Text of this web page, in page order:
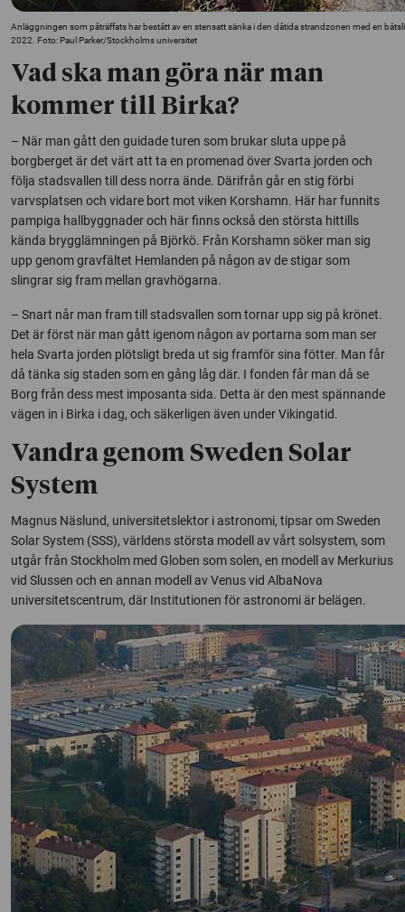
Anläggningen som påträffats har bestått av en stensatt sänka i den dåtida strandzonen med en
2022. Foto: Paul Parker/Stockholms universitet
Vad ska man göra när man
kommer till Birka?
– När man gått den guidade turen som brukar sluta uppe på
borgberget är det värt att ta en promenad över Svarta jorden och
följa stadsvallen till dess norra ände. Därifrån går en stig förbi
varvsplatsen och vidare bort mot viken Korshamn. Här har funnits
pampiga hallbyggnader och här finns också den största hittills
kända brygglämningen på Björkö. Från Korshamn söker man sig
upp genom gravfältet Hemlanden på någon av de stigar som
slingrar sig fram mellan gravhögarna.
– Snart når man fram till stadsvallen som tornar upp sig på krönet.
Det är först när man gått igenom någon av portarna som man ser
hela Svarta jorden plötsligt breda ut sig framför sina fötter. Man får
då tänka sig staden som en gång låg där. I fonden får man då se
Borg från dess mest imposanta sida. Detta är den mest spännande
vägen in i Birka i dag, och säkerligen även under Vikingatid.
Vandra genom Sweden Solar
System
Magnus Näslund, universitetslektor i astronomi, tipsar om Sweden
Solar System (SSS), världens största modell av vårt solsystem, som
utgår från Stockholm med Globen som solen, en modell av Merkurius
vid Slussen och en annan modell av Venus vid AlbaNova
universitetscentrum, där Institutionen för astronomi är belägen.